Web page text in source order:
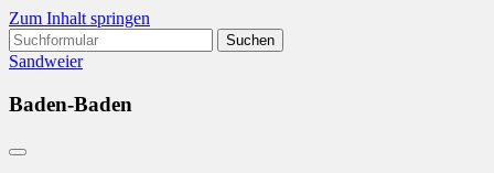
Zum Inhalt springen
Suchen
nach:
Sandweier
Baden-Baden